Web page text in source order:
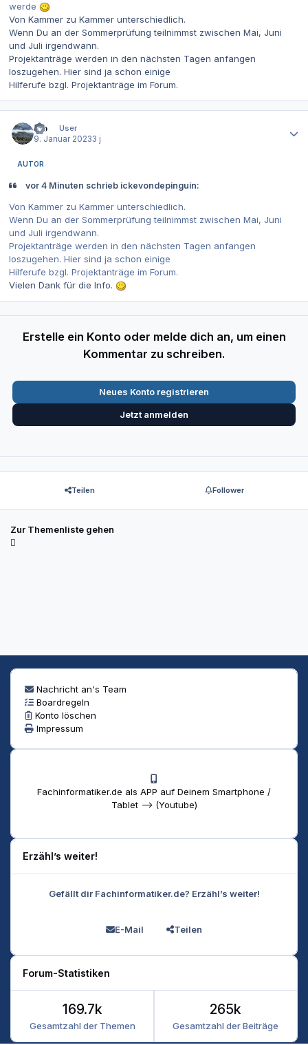
werde
Von Kammer zu Kammer unterschiedlich.
Wenn Du an der Sommerprüfung teilnimmst zwischen Mai, Juni
und Juli irgendwann.
Projektanträge werden in den nächsten Tagen anfangen
loszugehen. Hier sind ja schon einige
Hilferufe bzgl. Projektanträge im Forum.
u.o
User
9. Januar 20233 j
AUTOR
vor 4 Minuten schrieb ickevondepinguin:
Von Kammer zu Kammer unterschiedlich.
Wenn Du an der Sommerprüfung teilnimmst zwischen Mai, Juni
und Juli irgendwann.
Projektanträge werden in den nächsten Tagen anfangen
loszugehen. Hier sind ja schon einige
Hilferufe bzgl. Projektanträge im Forum.
Vielen Dank für die Info.
Erstelle ein Konto oder melde dich an, um einen
Kommentar zu schreiben.
Neues Konto registrieren
Jetzt anmelden
Teilen Follower
Zur Themenliste gehen
Nachricht an's Team
Boardregeln
Konto löschen
Impressum
Fachinformatiker.de als APP auf Deinem Smartphone /
Tablet --> (Youtube)
Erzähl’s weiter!
Gefällt dir Fachinformatiker.de? Erzähl’s weiter!
E-Mail Teilen
Forum-Statistiken
Gesamtzahl der Themen
169.7k
Gesamtzahl der Beiträge
265k